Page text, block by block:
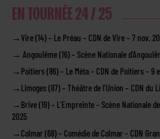
EN TOURNÉE 24 / 25
→Vire (14) – Le Préau – CDN de Vire – 7 nov.
→ Angoulême (16) – Scène Nationale
→ Poitiers (86) – Le Méta – CDN de Poitiers – 9
→ Limoges (87) – Théâtre de l’Union – CDN du
→ Brive (19) – L’Empreinte – Scène Nationale
2025
→ Colmar (68) – Comédie de Colmar – CDN